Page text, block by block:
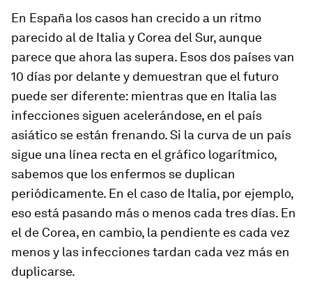
En España los casos han crecido a un ritmo
parecido al de Italia y Corea del Sur, aunque
parece que ahora las supera. Esos dos países van
10 días por delante y demuestran que el futuro
puede ser diferente: mientras que en Italia las
infecciones siguen acelerándose, en el país
asiático se están frenando. Si la curva de un país
sigue una línea recta en el gráfico logarítmico,
sabemos que los enfermos se duplican
periódicamente. En el caso de Italia, por ejemplo,
eso está pasando más o menos cada tres días. En
el de Corea, en cambio, la pendiente es cada vez
menos y las infecciones tardan cada vez más en
duplicarse.